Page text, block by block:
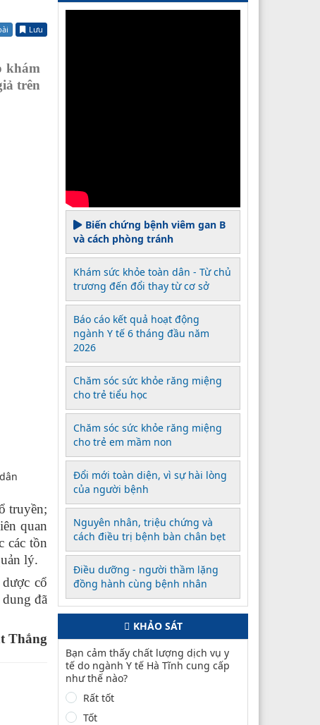
Lưu
khám
trên
truyền;
quan
các tồn
lý.
cổ
đã
Thắng
Biến chứng bệnh viêm gan B
và cách phòng tránh
Khám sức khỏe toàn dân - Từ chủ
trương đến đổi thay từ cơ sở
Báo cáo kết quả hoạt động
ngành Y tế 6 tháng đầu năm
2026
Chăm sóc sức khỏe răng miệng
cho trẻ tiểu học
Chăm sóc sức khỏe răng miệng
cho trẻ em mầm non
Đổi mới toàn diện, vì sự hài lòng
của người bệnh
Nguyên nhân, triệu chứng và
cách điều trị bệnh bàn chân bẹt
Điều dưỡng - người thầm lặng
đồng hành cùng bệnh nhân
KHẢO SÁT
Bạn cảm thấy chất lượng dịch vụ y
tế do ngành Y tế Hà Tĩnh cung cấp
như thế nào?
Rất tốt
Tốt